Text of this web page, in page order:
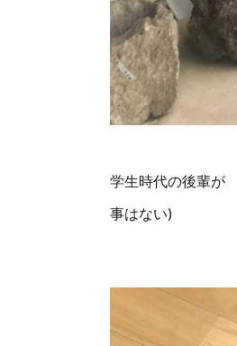
学生時代の後輩が
事はない)